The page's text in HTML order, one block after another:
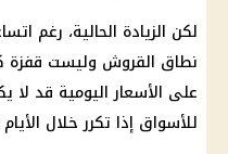
نطاق القروش وليست قفزة
على الأسعار اليومية قد لا
للأسواق إذا تكرر خلال